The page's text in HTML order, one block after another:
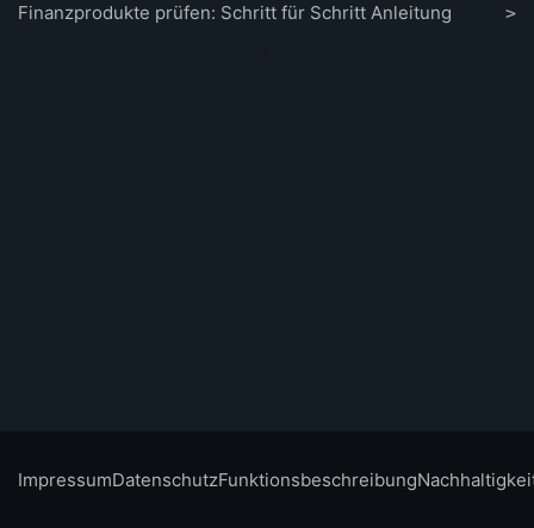
Finanzprodukte prüfen: Schritt für Schritt Anleitung
ImpressumDatenschutzFunktionsbeschreibung